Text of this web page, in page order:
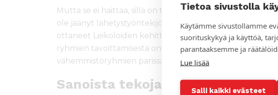
Tietoa sivustolla
Käytämme sivustollamme
suorituskykyä ja käyttöä,
parantaaksemme ja
Lue lisää
Salli kaikki evästeet
Mutta se ei haittaa, sillä on tapahtunut se, mihin
ole jäänyt lähetystyöntekijöiden varaan, vaan monet
ottaneet Leikoloiden kehittämän työnteon mallin
ryhmien tavoittamisesta on tullut jopa sydämen asia ja
vähemmistöryhmien parissa on alettu vahvistaa.
Sanoista tekoja